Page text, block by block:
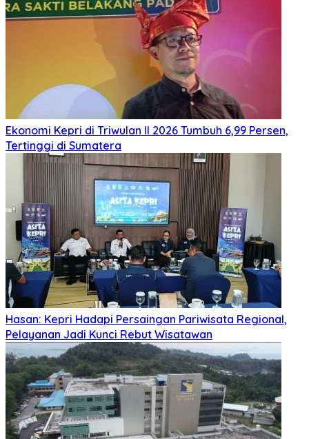
Ekonomi Kepri di Triwulan II 2026 Tumbuh 6,99 Persen,
Tertinggi di Sumatera
Hasan: Kepri Hadapi Persaingan Pariwisata Regional,
Pelayanan Jadi Kunci Rebut Wisatawan